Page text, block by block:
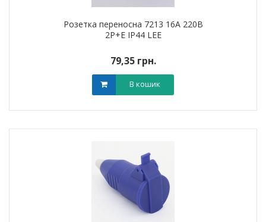
Розетка переносна 7213 16А 220В
2Р+Е IP44 LEE
79,35 грн.
В кошик